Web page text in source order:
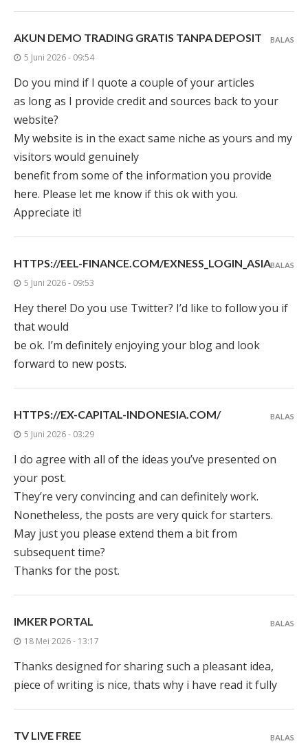
AKUN DEMO TRADING GRATIS TANPA DEPOSIT
5 Juni 2026 - 09:54
Do you mind if I quote a couple of your articles
as long as I provide credit and sources back to your
website?
My website is in the exact same niche as yours and my
visitors would genuinely
benefit from some of the information you provide
here. Please let me know if this ok with you.
Appreciate it!
BALAS
HTTPS://EEL-FINANCE.COM/EXNESS_LOGIN_ASIA
5 Juni 2026 - 09:53
Hey there! Do you use Twitter? I’d like to follow you if
that would
be ok. I’m definitely enjoying your blog and look
forward to new posts.
BALAS
HTTPS://EX-CAPITAL-INDONESIA.COM/
5 Juni 2026 - 03:29
I do agree with all of the ideas you’ve presented on
your post.
They’re very convincing and can definitely work.
Nonetheless, the posts are very quick for starters.
May just you please extend them a bit from
subsequent time?
Thanks for the post.
BALAS
IMKER PORTAL
18 Mei 2026 - 13:17
Thanks designed for sharing such a pleasant idea,
piece of writing is nice, thats why i have read it fully
BALAS
TV LIVE FREE BALAS